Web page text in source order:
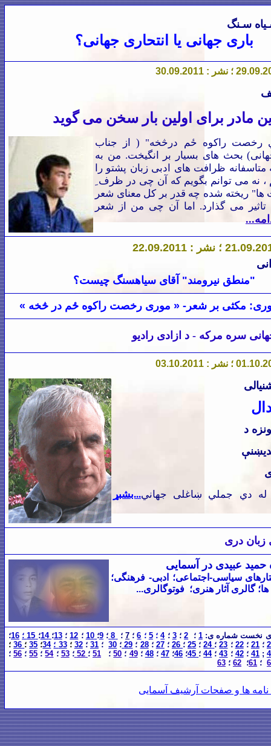
سـنگ
باری جهانی یا انتحاری جهانی؟
9؛ نشر : 30.09.2011
مادر برای اولين بار سخن می گويد
رخصت راکوه ځم درڅخه" ( از جناب
بحث های بسیار بر انگیخت. من به
ظرافت های ادبی زبان پشتو را
نه می توانم بگویم که آن چی در ظرف ِ
ریخته شده چه قدر بر کل معنای شعر
می گذارد. اما آن چی من از شعر
"منطق نيرومند" آقای سياهسنگ چيست؟
مکثی بر شعر- « موری رخصت راکوه ځم در څخه »
سره مرکه - د ازادی رادیو
د
له دي جملي ښاغلی جهاني...بشبړ
دری
عبیدی در آسمایی
سياسی-اجتماعی؛ ادبی- فرهنگی؛
گالری آثار هنری؛ فوتوگالری...
ی نخست شماره ی:
1 ؛ 2؛ 3 ؛ 4؛ 5 ؛ 6 ؛ 7 ؛ ؛9؛ 10 ؛ 12؛13؛ 14 ؛ 16؛
؛21 ؛22 ؛ 23؛ 24 ؛ 25؛ 26 ؛27 ؛28 ؛ 29 ؛ 30 ؛ 31 ؛32 ؛ 33 ؛ 34؛ 35 ؛
؛
;
41 ؛42 ؛ 43؛44؛ ؛46؛47 ؛48 ؛49 ؛ 50 ؛ 51 ؛ 52 ؛53 ؛54؛ 55؛ 56 ؛
؛ 61؛ 62 ؛ 63
ها و صفحات آرشیف آسمایی